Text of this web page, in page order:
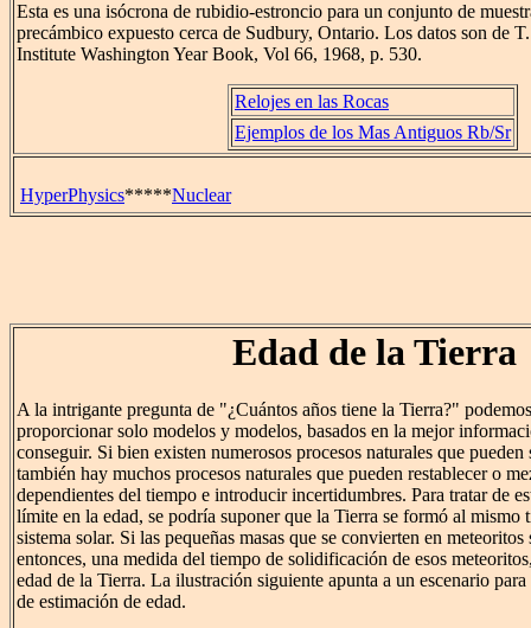
Esta es una isócrona de rubidio-estroncio para un conjunto de
precámbico expuesto cerca de Sudbury, Ontario. Los datos son de
Institute Washington Year Book, Vol 66, 1968, p. 530.
Relojes en las Rocas
Ejemplos de los Mas Antiguos Rb/Sr
HyperPhysics*****Nuclear
Edad de la Tierra
A la intrigante pregunta de "¿Cuántos años tiene la Tierra?"
proporcionar solo modelos y modelos, basados en la mejor
conseguir. Si bien existen numerosos procesos naturales que
también hay muchos procesos naturales que pueden restablecer o
dependientes del tiempo e introducir incertidumbres. Para tratar de
límite en la edad, se podría suponer que la Tierra se formó al mismo
sistema solar. Si las pequeñas masas que se convierten en meteoritos
entonces, una medida del tiempo de solidificación de esos
edad de la Tierra. La ilustración siguiente apunta a un escenario
de estimación de edad.